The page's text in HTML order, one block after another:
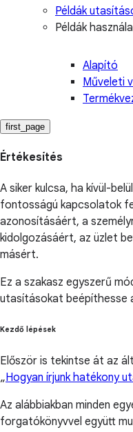
Példák
Példák
Alapító
Műveleti
first_page
Értékesítés
A siker kulcsa, ha kívül-
fontosságú kapcsolatok
azonosításáért, a
kidolgozásáért, az üzlet
másért.
Ez a szakasz egyszerű
utasításokat beépíthesse
Kezdő lépések
Először is tekintse át az
„Hogyan írjunk hatékony
Az alábbiakban minden
forgatókönyvvel együtt